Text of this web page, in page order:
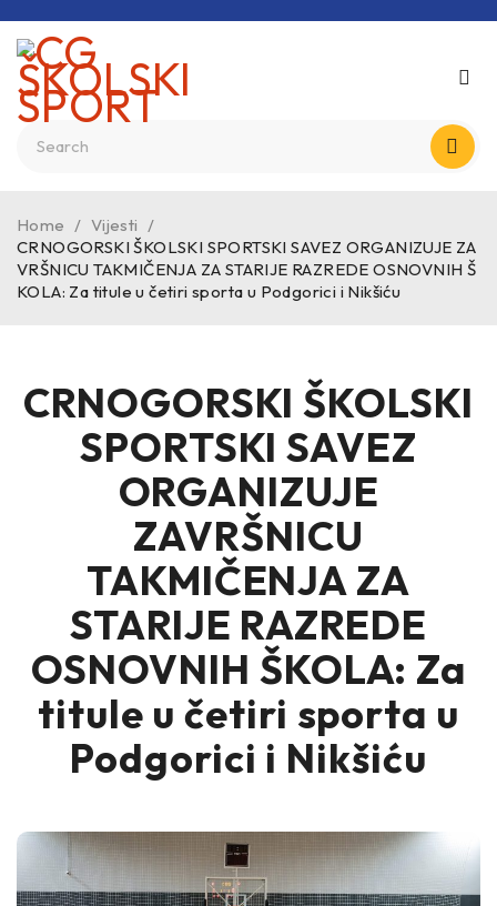
Home / Vijesti /
CRNOGORSKI ŠKOLSKI SPORTSKI SAVEZ ORGANIZUJE ZA
VRŠNICU TAKMIČENJA ZA STARIJE RAZREDE OSNOVNIH Š
KOLA: Za titule u četiri sporta u Podgorici i Nikšiću
CRNOGORSKI ŠKOLSKI
SPORTSKI SAVEZ
ORGANIZUJE
ZAVRŠNICU
TAKMIČENJA ZA
STARIJE RAZREDE
OSNOVNIH ŠKOLA: Za
titule u četiri sporta u
Podgorici i Nikšiću